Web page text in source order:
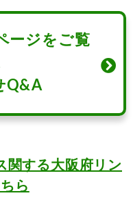
ージをご覧
Q&A
関する大阪府リン
ら